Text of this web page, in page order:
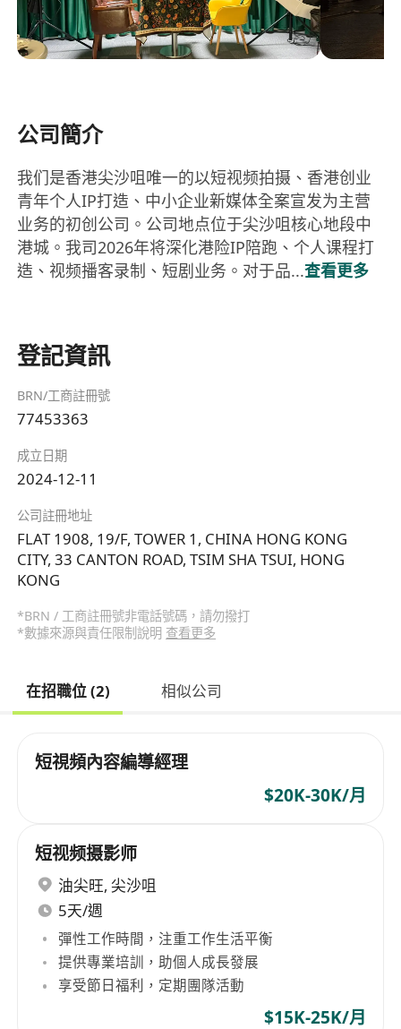
公司簡介
我们是香港尖沙咀唯一的以短视频拍摄、香港创业
青年个人IP打造、中小企业新媒体全案宣发为主营
业务的初创公司。公司地点位于尖沙咀核心地段中
港城。我司2026年将深化港险IP陪跑、个人课程打
造、视频播客录制、短剧业务。对于品...查看更多
登記資訊
BRN/工商註冊號
77453363
成立日期
2024-12-11
公司註冊地址
FLAT 1908, 19/F, TOWER 1, CHINA HONG KONG
CITY, 33 CANTON ROAD, TSIM SHA TSUI, HONG
KONG
*BRN / 工商註冊號非電話號碼，請勿撥打
*數據來源與責任限制說明 查看更多
在招職位 (2) 相似公司
短視頻內容編導經理
$20K-30K/月
短视频摄影师
油尖旺, 尖沙咀
5天/週
彈性工作時間，注重工作生活平衡
提供專業培訓，助個人成長發展
享受節日福利，定期團隊活動
$15K-25K/月